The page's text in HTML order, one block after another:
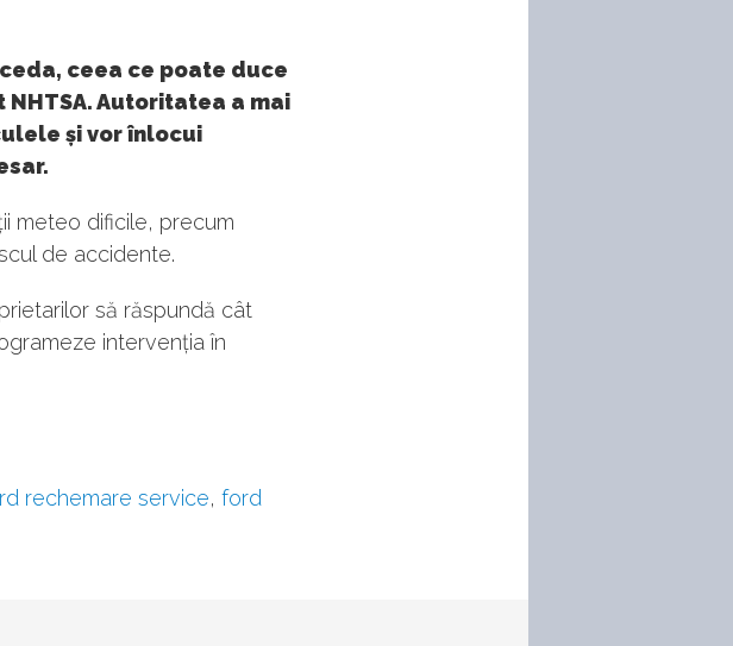
ceea ce poate duce
Autoritatea a mai
și vor înlocui
meteo dificile, precum
de accidente.
să răspundă cât
intervenția în
rechemare service, ford